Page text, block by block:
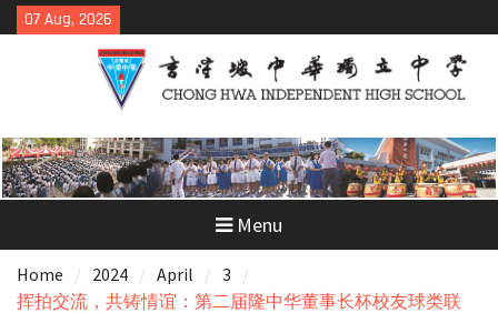
Skip
to
07 Aug, 2026
Menu
Home 2024 April
3
挥拍交流，共铸情谊：第二届隆中华董事长杯校友球类联